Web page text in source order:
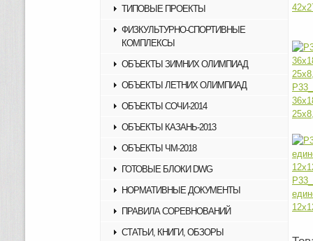
ТИПОВЫЕ ПРОЕКТЫ
ФИЗКУЛЬТУРНО-СПОРТИВНЫЕ
КОМПЛЕКСЫ
ОБЪЕКТЫ ЗИМНИХ ОЛИМПИАД
ОБЪЕКТЫ ЛЕТНИХ ОЛИМПИАД
ОБЪЕКТЫ СОЧИ-2014
ОБЪЕКТЫ КАЗАНЬ-2013
ОБЪЕКТЫ ЧМ-2018
ГОТОВЫЕ БЛОКИ DWG
НОРМАТИВНЫЕ ДОКУМЕНТЫ
ПРАВИЛА СОРЕВНОВАНИЙ
СТАТЬИ, КНИГИ, ОБЗОРЫ